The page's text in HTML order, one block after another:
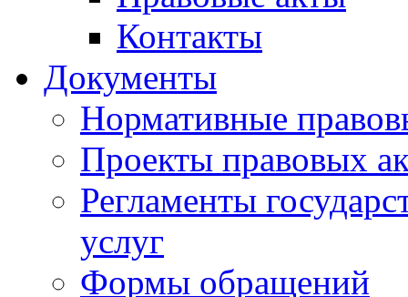
Контакты
Документы
Нормативные
Проекты правовых
Регламенты
услуг
Формы обращений